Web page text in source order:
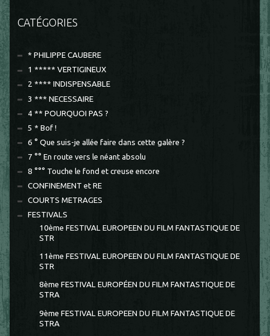
CATÉGORIES
* PHILIPPE CAUBERE
1 ***** VERTIGINEUX
2 **** INDISPENSABLE
3 *** NECESSAIRE
4 ** POURQUOI PAS ?
5 * Bof !
6 ° Que suis-je allée faire dans cette galère ?
7 °° En route vers le néant absolu
8 °°° Touche le fond et creuse encore
CONFINEMENT et RE
COURTS METRAGES
FESTIVALS
10ème FESTIVAL EUROPEEN DU FILM FANTASTIQUE DE
STR
11ème FESTIVAL EUROPEEN DU FILM FANTASTIQUE DE
STR
8ème FESTIVAL EUROPÉEN DU FILM FANTASTIQUE DE
STRA
9ème FESTIVAL EUROPEEN DU FILM FANTASTIQUE DE
STRA